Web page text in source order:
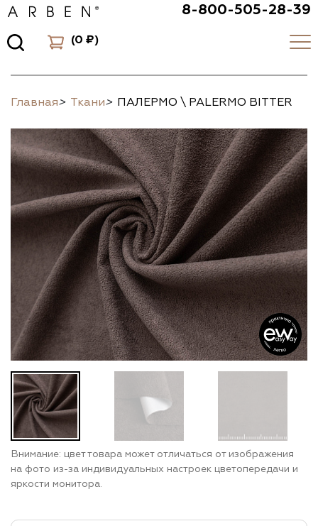
8-800-505-28-39
(0 ₽)
Главная> Ткани> ПАЛЕРМО \ PALERMO BITTER
Внимание: цвет товара может отличаться от изображения
на фото из-за индивидуальных настроек цветопередачи и
яркости монитора.